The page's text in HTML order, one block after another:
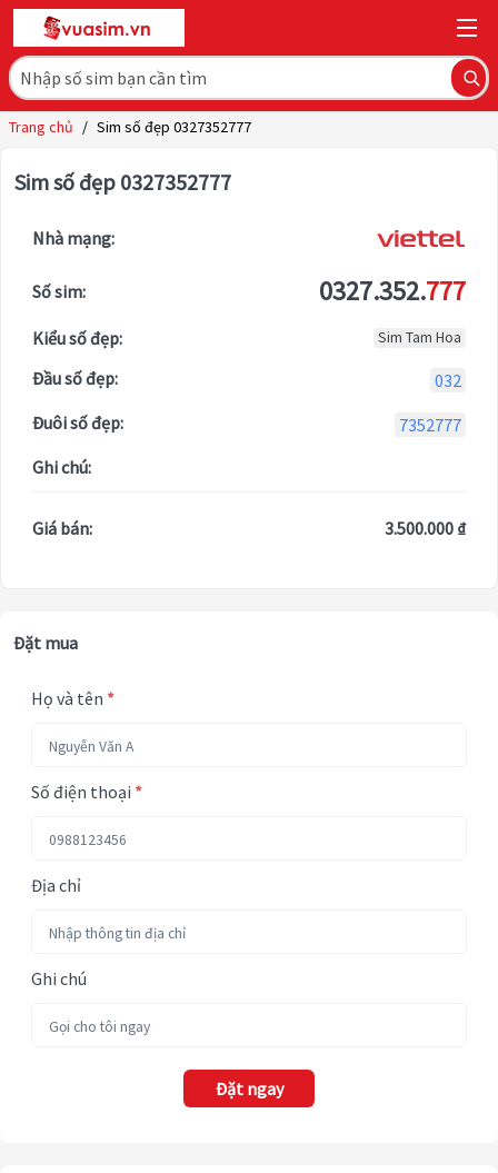
Trang chủ / Sim số đẹp 0327352777
Sim số đẹp 0327352777
Nhà mạng:
Số sim: 0327.352.777
Kiểu số đẹp: Sim Tam Hoa
Đầu số đẹp:
032
Đuôi số đẹp:
7352777
Ghi chú:
Giá bán: 3.500.000 ₫
Đặt mua
Họ và tên *
Số điện thoại *
Địa chỉ
Ghi chú
Đặt ngay